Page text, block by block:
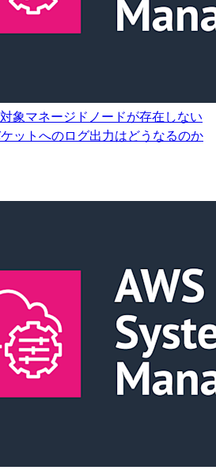
象マネージドノードが存在しない
ットへのログ出力はどうなるのか